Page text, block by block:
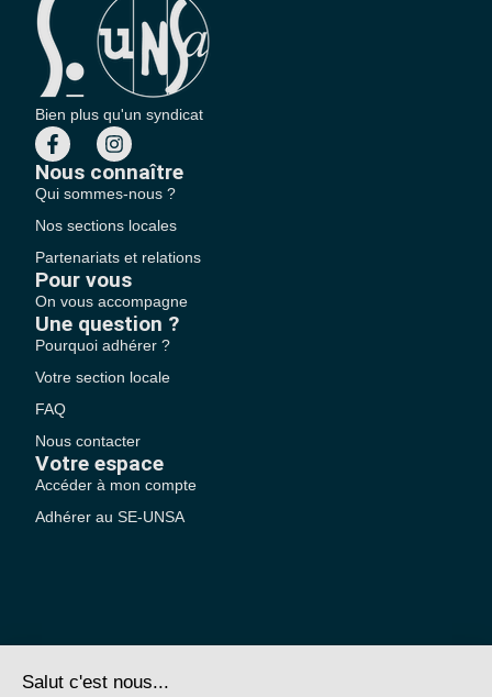
Bien plus qu'un syndicat
Nous connaître
Qui sommes-nous ?
Nos sections locales
Partenariats et relations
Pour vous
On vous accompagne
Une question ?
Pourquoi adhérer ?
Votre section locale
FAQ
Nous contacter
Votre espace
Accéder à mon compte
Adhérer au SE-UNSA